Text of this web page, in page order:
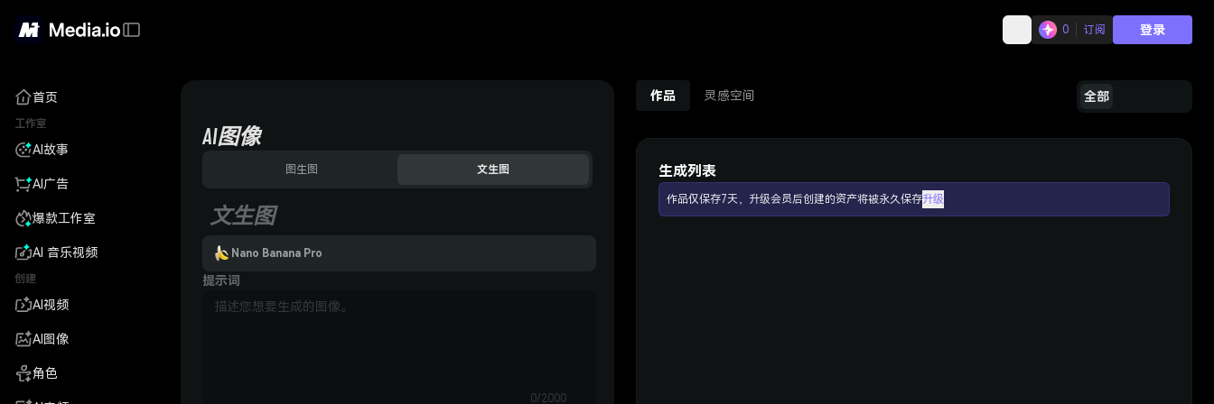
0 订阅 登录
首页
工作室
AI故事
AI广告
爆款工作室
AI 音乐视频
创建
AI视频
AI图像
角色
AI图像
图生图 文生图
文生图
Nano Banana Pro
提示词
0/2000
作品 灵感空间 全部
生成列表
作品仅保存7天，升级会员后创建的资产将被永久保存升级